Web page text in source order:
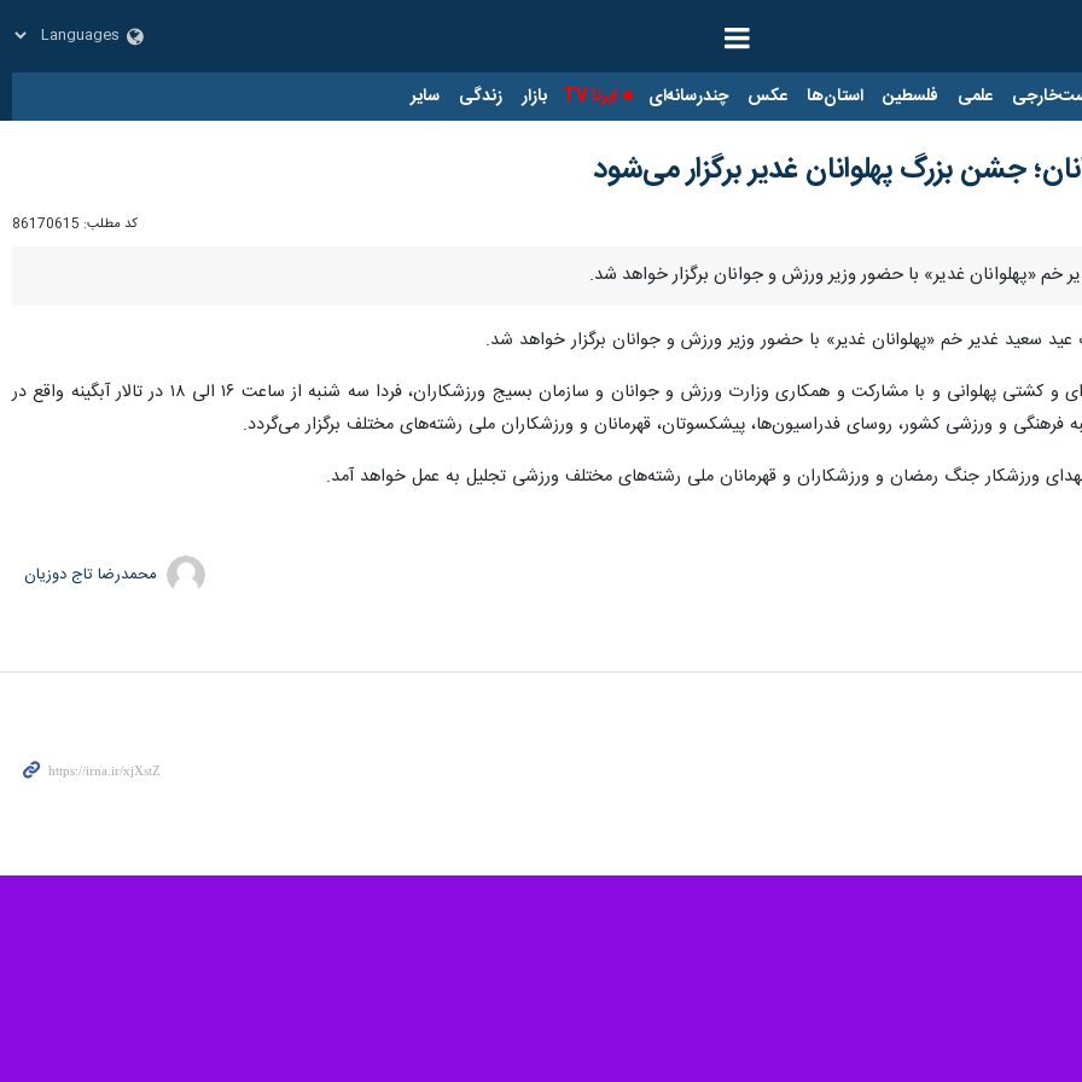
علمی فلسطین استان‌ها عکس چندرسانه‌ای ایرنا TV بازار زندگی سایر
جشن بزرگ پهلوانان غدیر برگزار می‌شود
کد مطلب: 86170615